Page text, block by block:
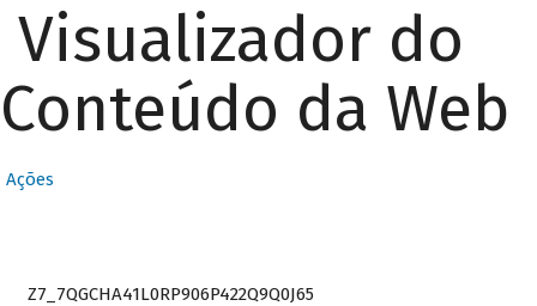
Visualizador do
Conteúdo da Web
Ações
Z7_7QGCHA41L0RP906P422Q9Q0J65